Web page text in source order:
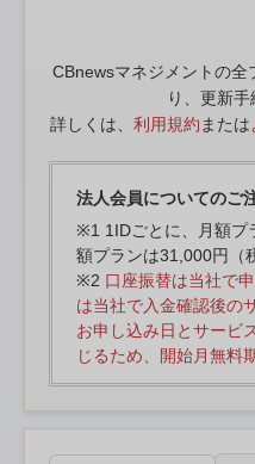
CBnewsマネジメントの全
り、更新手
詳しくは、 利用規約 または
法人会員についてのご
※1 1IDごとに、月額プ
額プランは31,000円（
※2 口座振替は当社で
は当社で入金確認後の
お申し込み日とサービ
じるため、開始月無料